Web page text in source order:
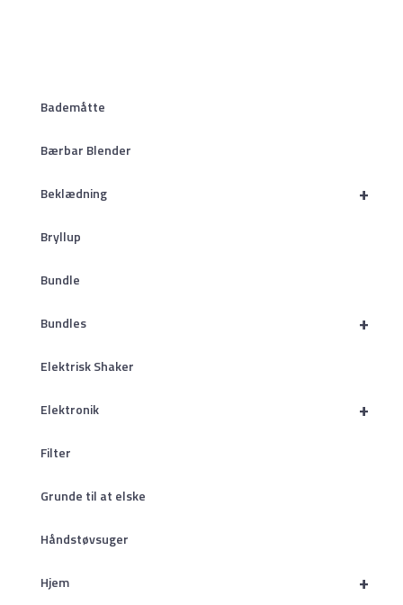
Bademåtte
Bærbar Blender
+
Beklædning
Bryllup
Bundle
+
Bundles
Elektrisk Shaker
+
Elektronik
Filter
Grunde til at elske
Håndstøvsuger
+
Hjem